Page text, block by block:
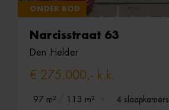
ONDER BOD
Narcisstraat 63
Den Helder
€ 275.000,- k.k.
97 m² 113 m² 4 slaapkamers